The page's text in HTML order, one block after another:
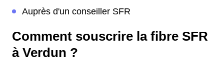
Auprès d'un conseiller SFR
Comment souscrire la fibre SFR
à Verdun ?